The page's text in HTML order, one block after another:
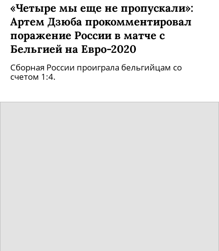
«Четыре мы еще не пропускали»:
Артем Дзюба прокомментировал
поражение России в матче с
Бельгией на Евро-2020
Сборная России проиграла бельгийцам со
счетом 1:4.